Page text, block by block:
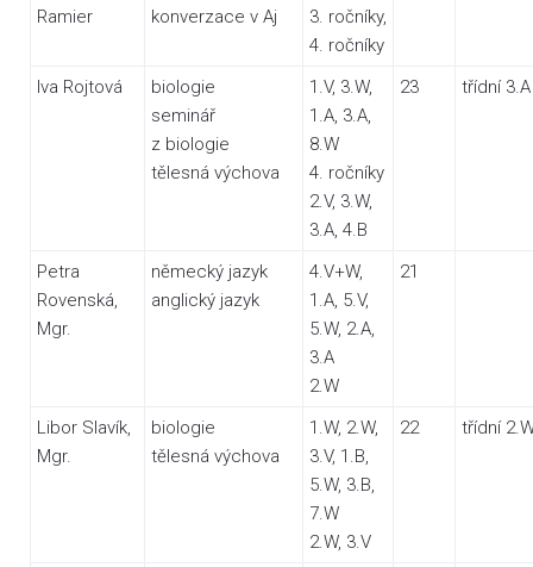
Ramier
konverzace v Aj
3. ročníky,
4. ročníky
Iva Rojtová
biologie
seminář
z biologie
tělesná výchova
1.V, 3.W,
1.A, 3.A,
8.W
4. ročníky
2.V, 3.W,
3.A, 4.B
23 třídní 3.A
Petra
Rovenská,
Mgr.
německý jazyk
anglický jazyk
4.V+W,
1.A, 5.V,
5.W, 2.A,
3.A
2.W
21
Libor Slavík,
Mgr.
biologie
tělesná výchova
1.W, 2.W,
3.V, 1.B,
5.W, 3.B,
7.W
2.W, 3.V
22 třídní